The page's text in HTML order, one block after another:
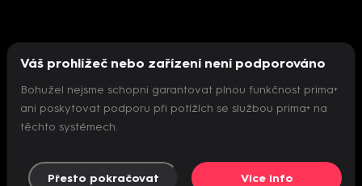
Nepodařilo se inicializovat přehrávač
Váš prohlížeč nebo zařízení není podporováno
Bohužel nejsme schopni garantovat plnou funkčnost prima+
ani poskytovat podporu při potížích se službou prima+ na
těchto systémech.
Přesto pokračovat Více info